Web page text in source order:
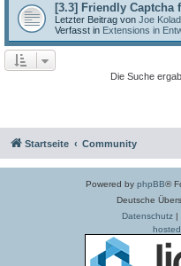
[3.3] Friendly Captcha
Letzter Beitrag von Joe
Verfasst in Extensions in
Die Suche
Startseite Community
Powered by phpBB®
Deutsche
Datenschutz|